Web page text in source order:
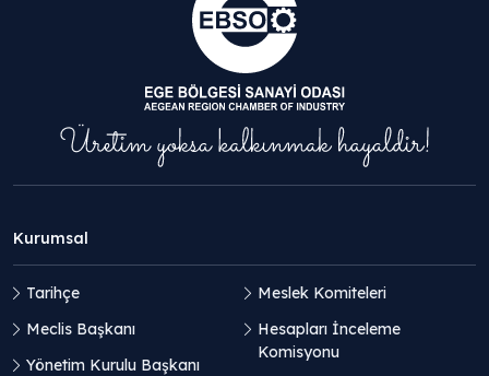
Kurumsal
Tarihçe
Meclis Başkanı
Yönetim Kurulu Başkanı
Meslek Komiteleri
Hesapları İnceleme
Komisyonu